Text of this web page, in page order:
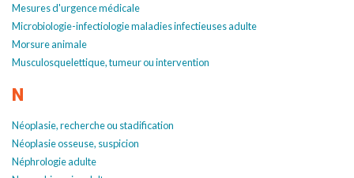
Mesures d'urgence médicale
Microbiologie-infectiologie maladies infectieuses adulte
Morsure animale
Musculosquelettique, tumeur ou intervention
N
Néoplasie, recherche ou stadification
Néoplasie osseuse, suspicion
Néphrologie adulte